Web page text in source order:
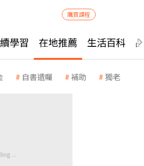
購買課程
學習 在地推薦 生活百科
自書遺囑 補助 獨老